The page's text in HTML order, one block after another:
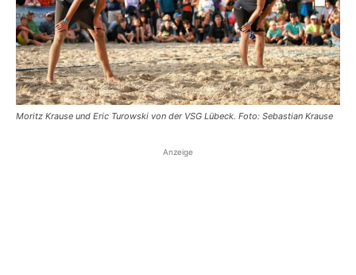
Moritz Krause und Eric Turowski von der VSG Lübeck. Foto: Sebastian Krause
Anzeige